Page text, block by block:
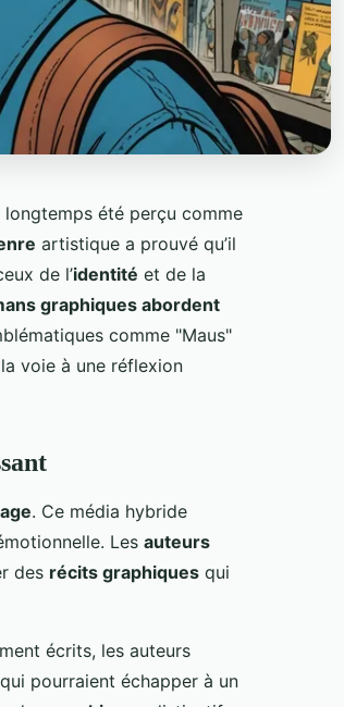
longtemps été perçu comme
artistique a prouvé qu’il
de l’identité et de la
graphiques abordent
comme "Maus"
voie à une réflexion
. Ce média hybride
Les auteurs
des récits graphiques qui
écrits, les auteurs
qui pourraient échapper à un